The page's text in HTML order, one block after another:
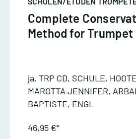
Complete
Method for Trumpet
ja, TRP CD, SCHULE,
MAROTTA JENNIFER,
BAPTISTE, ENGL
46,95 €*